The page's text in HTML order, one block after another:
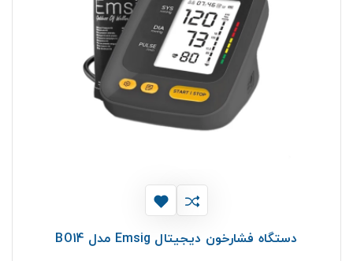
دستگاه فشارخون دیجیتال Emsig مدل BO14